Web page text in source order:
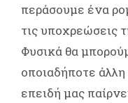
περάσουμε ένα
τις υποχρεώσεις
Φυσικά θα
οποιαδήποτε
επειδή μας